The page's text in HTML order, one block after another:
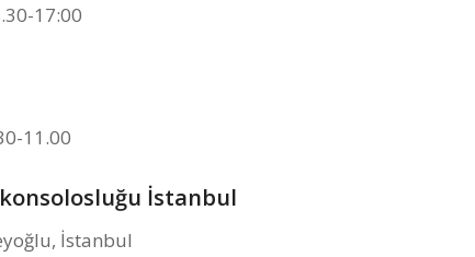
17:00
11.00
İstanbul
İstanbul